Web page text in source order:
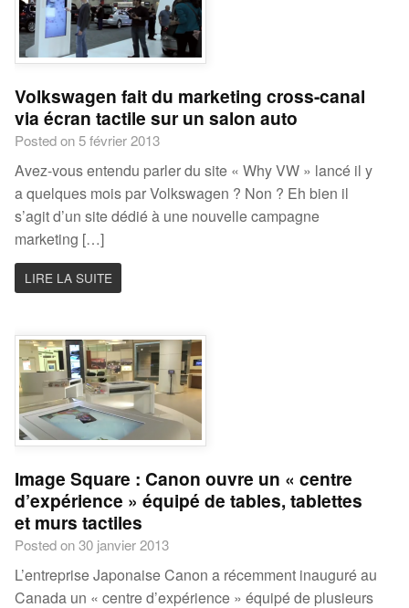
Volkswagen fait du marketing cross-canal
via écran tactile sur un salon auto
Posted on 5 février 2013
Avez-vous entendu parler du site « Why VW » lancé il y
a quelques mois par Volkswagen ? Non ? Eh bien il
s’agit d’un site dédié à une nouvelle campagne
marketing […]
LIRE LA SUITE
Image Square : Canon ouvre un « centre
d’expérience » équipé de tables, tablettes
et murs tactiles
Posted on 30 janvier 2013
L’entreprise Japonaise Canon a récemment inauguré au
Canada un « centre d’expérience » équipé de plusieurs